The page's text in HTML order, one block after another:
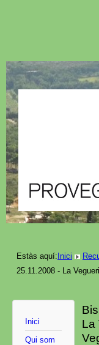
Estàs aquí:Inici
25.11.2008 - La
Inici
Qui som
La